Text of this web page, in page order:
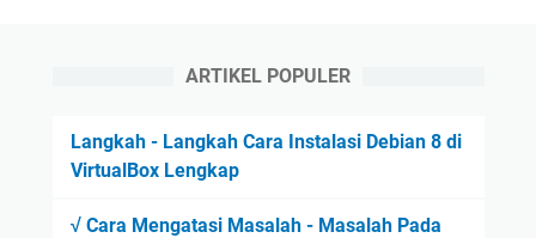
ARTIKEL POPULER
Langkah - Langkah Cara Instalasi Debian 8 di
VirtualBox Lengkap
√ Cara Mengatasi Masalah - Masalah Pada